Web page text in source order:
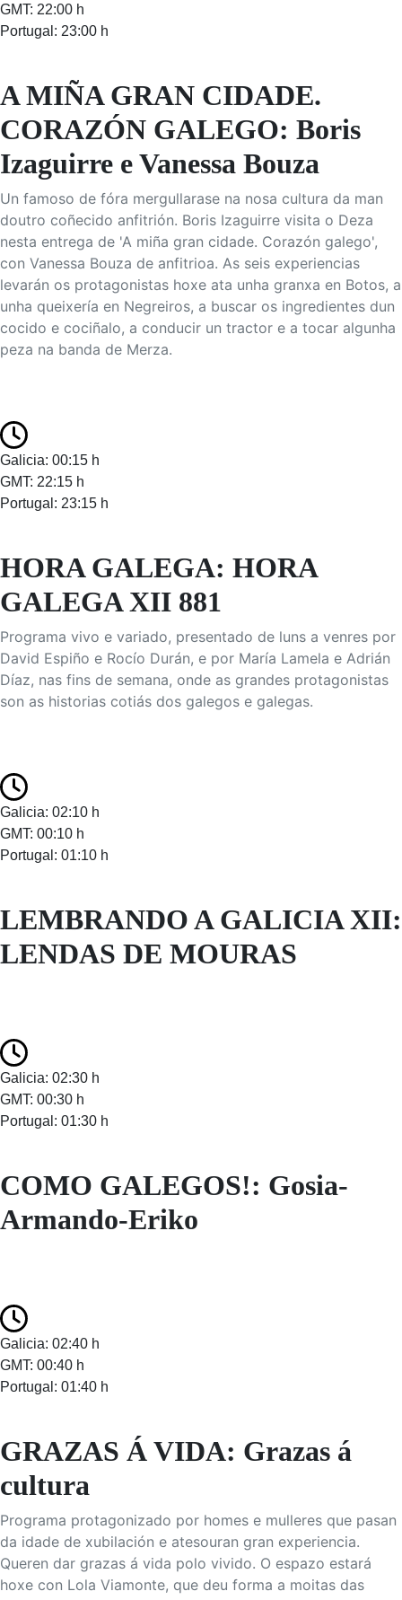
GMT: 22:00 h
Portugal: 23:00 h
A MIÑA GRAN CIDADE.
CORAZÓN GALEGO: Boris
Izaguirre e Vanessa Bouza
Un famoso de fóra mergullarase na nosa cultura da man
doutro coñecido anfitrión. Boris Izaguirre visita o Deza
nesta entrega de 'A miña gran cidade. Corazón galego',
con Vanessa Bouza de anfitrioa. As seis experiencias
levarán os protagonistas hoxe ata unha granxa en Botos, a
unha queixería en Negreiros, a buscar os ingredientes dun
cocido e cociñalo, a conducir un tractor e a tocar algunha
peza na banda de Merza.
Galicia: 00:15 h
GMT: 22:15 h
Portugal: 23:15 h
HORA GALEGA: HORA
GALEGA XII 881
Programa vivo e variado, presentado de luns a venres por
David Espiño e Rocío Durán, e por María Lamela e Adrián
Díaz, nas fins de semana, onde as grandes protagonistas
son as historias cotiás dos galegos e galegas.
Galicia: 02:10 h
GMT: 00:10 h
Portugal: 01:10 h
LEMBRANDO A GALICIA XII:
LENDAS DE MOURAS
Galicia: 02:30 h
GMT: 00:30 h
Portugal: 01:30 h
COMO GALEGOS!: Gosia-
Armando-Eriko
Galicia: 02:40 h
GMT: 00:40 h
Portugal: 01:40 h
GRAZAS Á VIDA: Grazas á
cultura
Programa protagonizado por homes e mulleres que pasan
da idade de xubilación e atesouran gran experiencia.
Queren dar grazas á vida polo vivido. O espazo estará
hoxe con Lola Viamonte, que deu forma a moitas das